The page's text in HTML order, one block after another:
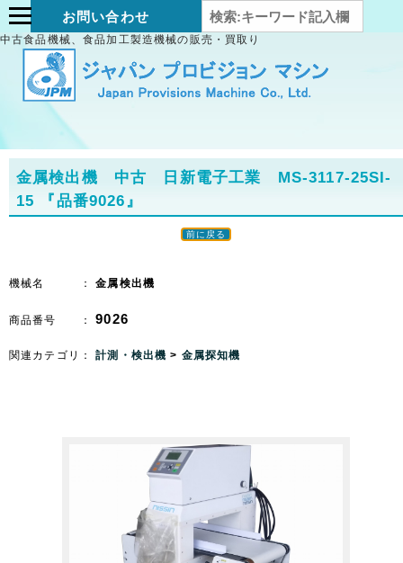
お問い合わせ
中古食品機械、食品加工製造機械の販売・買取り
金属検出機 中古 日新電子工業 MS-3117-25SI-
15
『品番9026』
前に戻る
機械名 ：金属検出機
商品番号 ：9026
関連カテゴリ：計測・検出機> 金属探知機